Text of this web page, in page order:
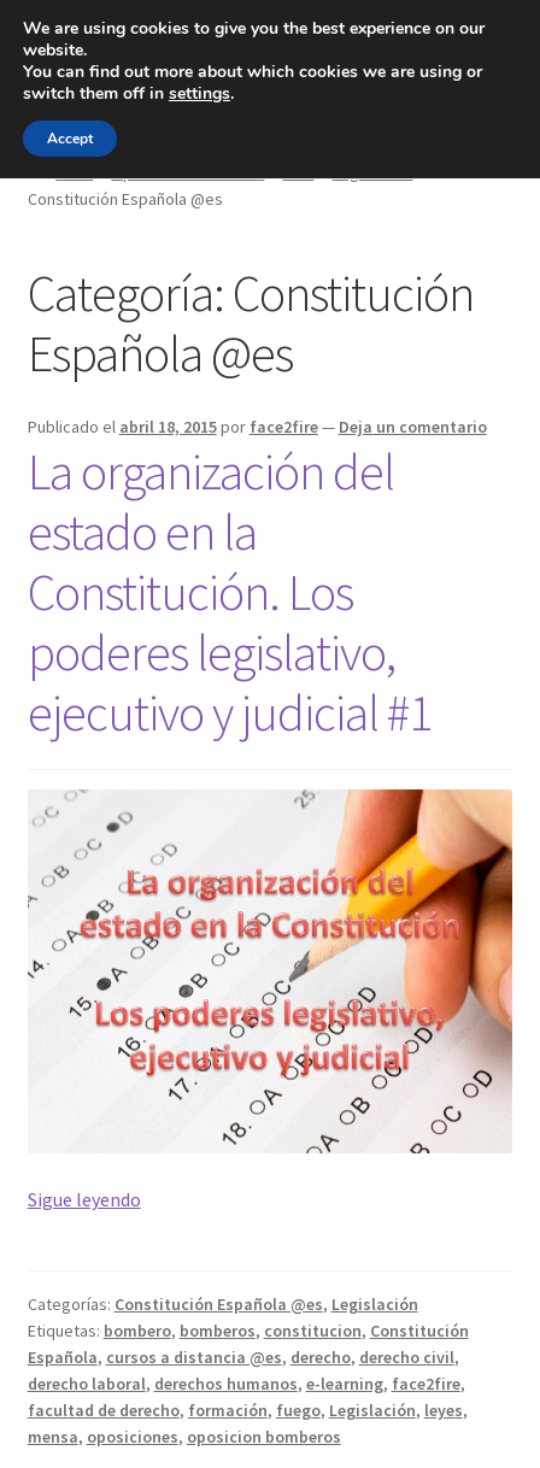
Inicio
Blog
Constitución Española @es
Categoría: Constitución
Española @es
Publicado el abril 18, 2015por face2fire— Deja un comentario
La organización del
estado en la
Constitución. Los
poderes legislativo,
ejecutivo y judicial #1
Sigue leyendoLa
en
la
Constitución.
Los
poderes
Categorías: Constitución Española @es, Legislación
Etiquetas: bombero, bomberos, constitucion, Constitución
Española, cursos a distancia @es, derecho, derecho civil,
derecho laboral, derechos humanos, e-learning, face2fire,
facultad de derecho, formación, fuego, Legislación, leyes,
mensa, oposiciones, oposicion bomberos
We are using cookies to give you the best experience on our
website.
You can find out more about which cookies we are using or
switch them off in settings.
Accept